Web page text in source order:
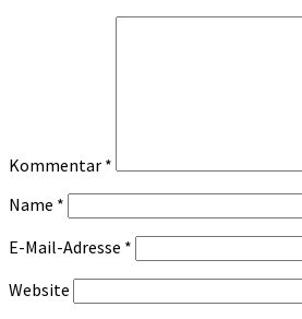
Kommentar *
Name *
E-Mail-Adresse *
Website